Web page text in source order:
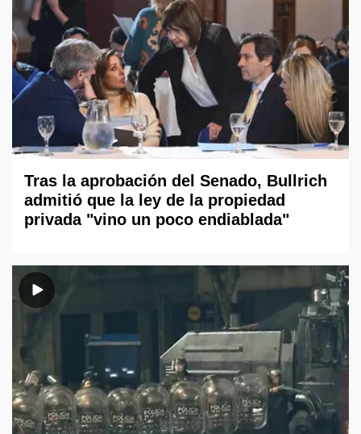
Tras la aprobación del Senado, Bullrich
admitió que la ley de la propiedad
privada "vino un poco endiablada"